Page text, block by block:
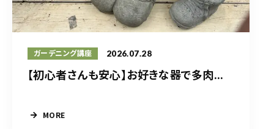
ガーデニング講座 2026.07.28
【初心者さんも安心】お好きな器で多肉...
MORE